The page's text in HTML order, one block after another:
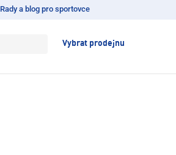
Rady a blog pro sportovce
Vybrat prodejnu